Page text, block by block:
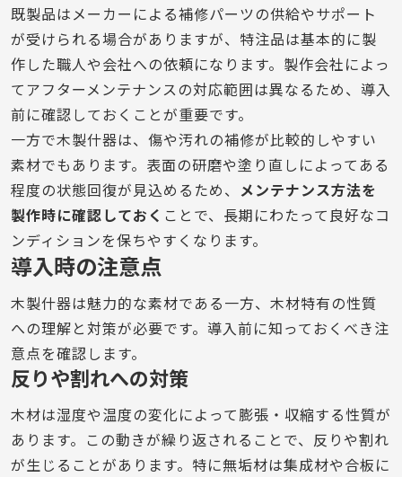
既製品はメーカーによる補修パーツの供給やサポート
が受けられる場合がありますが、特注品は基本的に製
作した職人や会社への依頼になります。製作会社によっ
てアフターメンテナンスの対応範囲は異なるため、導入
前に確認しておくことが重要です。
一方で木製什器は、傷や汚れの補修が比較的しやすい
素材でもあります。表面の研磨や塗り直しによってある
程度の状態回復が見込めるため、 メンテナンス方法を
製作時に確認しておく ことで、長期にわたって良好なコ
ンディションを保ちやすくなります。
導入時の注意点
木製什器は魅力的な素材である一方、木材特有の性質
への理解と対策が必要です。導入前に知っておくべき注
意点を確認します。
反りや割れへの対策
木材は湿度や温度の変化によって膨張・収縮する性質が
あります。この動きが繰り返されることで、反りや割れ
が生じることがあります。特に無垢材は集成材や合板に